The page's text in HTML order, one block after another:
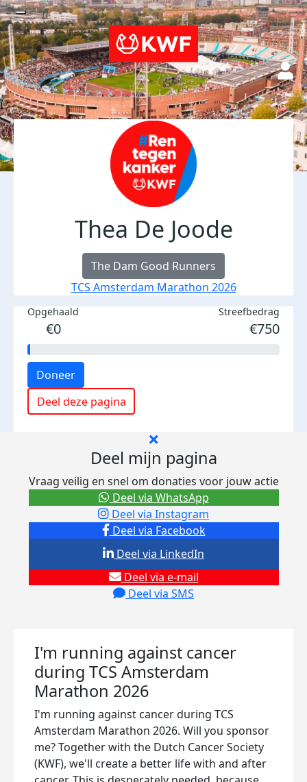
Thea De Joode
The Dam Good Runners
TCS Amsterdam Marathon 2026
Opgehaald
€0
Streefbedrag
€750
Doneer
Deel deze pagina
Deel mijn pagina
Vraag veilig en snel om donaties voor jouw actie
Deel via Facebook
Deel via Instagram
Deel via e-mail
Deel via SMS
Deel via LinkedIn
Deel via WhatsApp
I'm running against cancer
during TCS Amsterdam
Marathon 2026
I'm running against cancer during TCS
Amsterdam Marathon 2026. Will you sponsor
me? Together with the Dutch Cancer Society
(KWF), we'll create a better life with and after